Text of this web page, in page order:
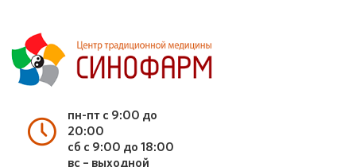
пн-пт с 9:00 до
20:00
сб с 9:00 до 18:00
вс – выходной